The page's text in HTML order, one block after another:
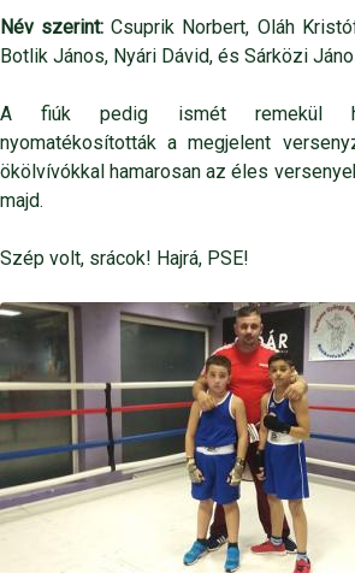
Név szerint: Csuprik Norbert, Oláh
Botlik János, Nyári Dávid, és Sárközi
A fiúk pedig ismét remekül
nyomatékosították a megjelent
ökölvívókkal hamarosan az éles
majd.
Szép volt, srácok! Hajrá, PSE!